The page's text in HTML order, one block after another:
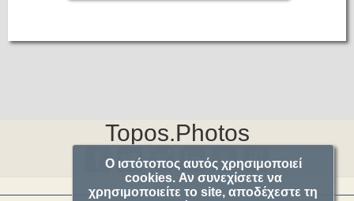
Topos.Photos
Ο ιστότοπος αυτός χρησιμοποιεί
cookies. Αν συνεχίσετε να
χρησιμοποιείτε το site, αποδέχεστε τη